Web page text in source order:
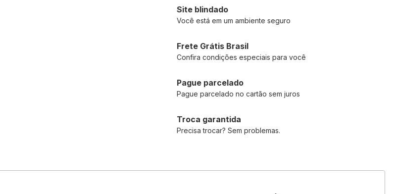
Site blindado
Você está em um ambiente seguro
Frete Grátis Brasil
Confira condições especiais para você
Pague parcelado
Pague parcelado no cartão sem juros
Troca garantida
Precisa trocar? Sem problemas.